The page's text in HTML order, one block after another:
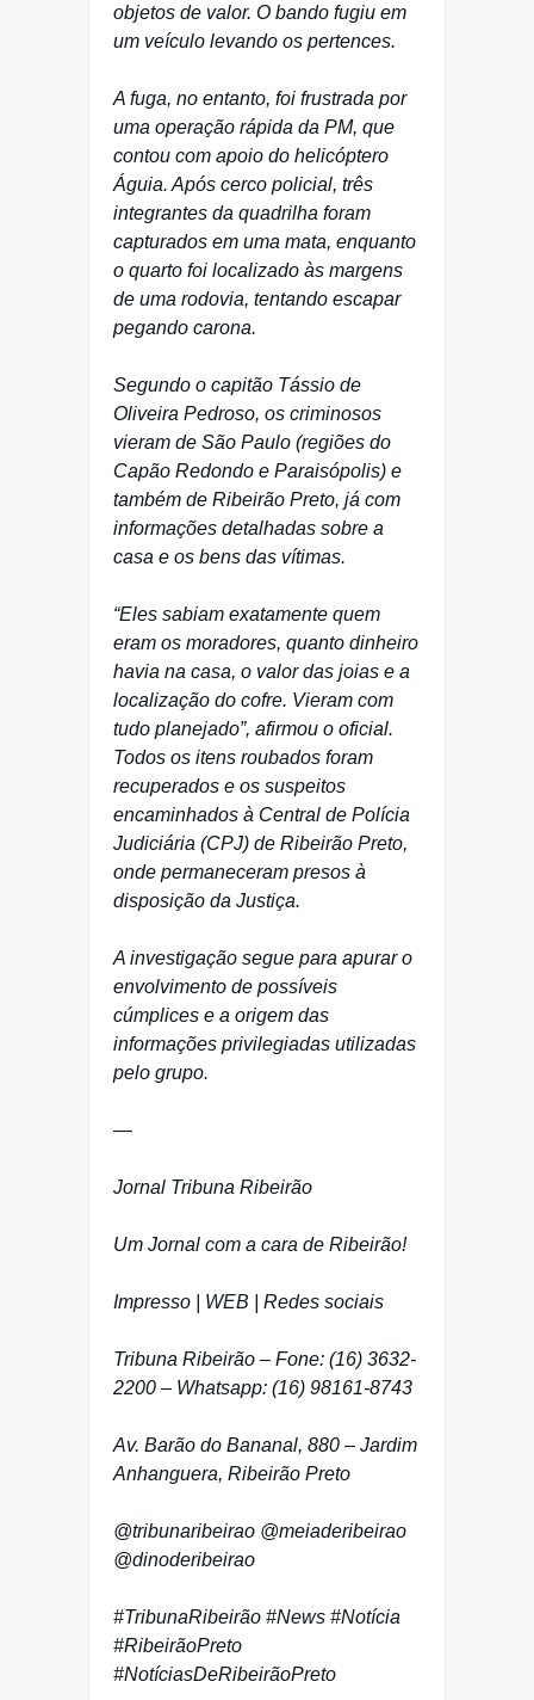
objetos de valor. O bando fugiu em
um veículo levando os pertences.
A fuga, no entanto, foi frustrada por
uma operação rápida da PM, que
contou com apoio do helicóptero
Águia. Após cerco policial, três
integrantes da quadrilha foram
capturados em uma mata, enquanto
o quarto foi localizado às margens
de uma rodovia, tentando escapar
pegando carona.
Segundo o capitão Tássio de
Oliveira Pedroso, os criminosos
vieram de São Paulo (regiões do
Capão Redondo e Paraisópolis) e
também de Ribeirão Preto, já com
informações detalhadas sobre a
casa e os bens das vítimas.
“Eles sabiam exatamente quem
eram os moradores, quanto dinheiro
havia na casa, o valor das joias e a
localização do cofre. Vieram com
tudo planejado”, afirmou o oficial.
Todos os itens roubados foram
recuperados e os suspeitos
encaminhados à Central de Polícia
Judiciária (CPJ) de Ribeirão Preto,
onde permaneceram presos à
disposição da Justiça.
A investigação segue para apurar o
envolvimento de possíveis
cúmplices e a origem das
informações privilegiadas utilizadas
pelo grupo.
—
Jornal Tribuna Ribeirão
Um Jornal com a cara de Ribeirão!
Impresso | WEB | Redes sociais
Tribuna Ribeirão – Fone: (16) 3632-
2200 – Whatsapp: (16) 98161-8743
Av. Barão do Bananal, 880 – Jardim
Anhanguera, Ribeirão Preto
@tribunaribeirao @meiaderibeirao
@dinoderibeirao
#TribunaRibeirão #News #Notícia
#RibeirãoPreto
#NotíciasDeRibeirãoPreto